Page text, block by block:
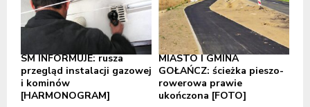
SM INFORMUJE: rusza
przegląd instalacji gazowej
i kominów
[HARMONOGRAM]
MIASTO I GMINA
GOŁAŃCZ: ścieżka pieszo-
rowerowa prawie
ukończona [FOTO]